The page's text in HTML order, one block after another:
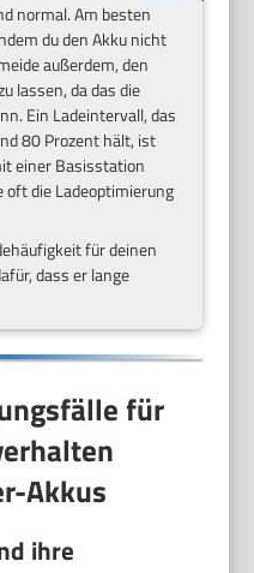
normal. Am besten
du den Akku nicht
außerdem, den
lassen, da das die
Ein Ladeintervall, das
80 Prozent hält, ist
einer Basisstation
die Ladeoptimierung
für deinen
dass er lange
für
Akkus
ihre